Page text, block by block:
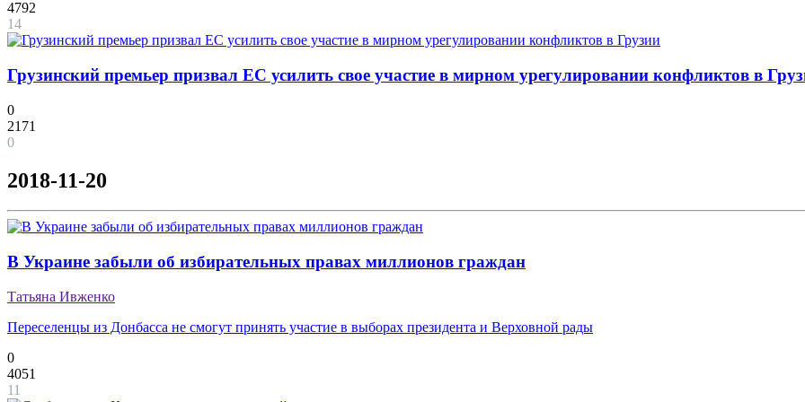
4792
14
Грузинский премьер призвал ЕС усилить свое участие в мирном урегулировании конфликтов в
0
2171
0
2018-11-20
В Украине забыли об избирательных правах миллионов граждан
Татьяна Ивженко
Переселенцы из Донбасса не смогут принять участие в выборах президента и Верховной рады
0
4051
11